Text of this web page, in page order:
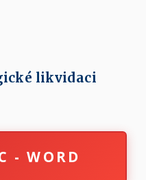
likvidaci
- WORD